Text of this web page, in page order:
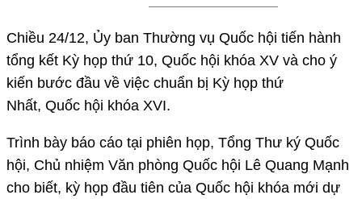
Chiều 24/12, Ủy ban Thường vụ Quốc hội tiến hành
tổng kết Kỳ họp thứ 10, Quốc hội khóa XV và cho ý
kiến bước đầu về việc chuẩn bị Kỳ họp thứ
Nhất, Quốc hội khóa XVI.
Trình bày báo cáo tại phiên họp, Tổng Thư ký Quốc
hội, Chủ nhiệm Văn phòng Quốc hội Lê Quang Mạnh
cho biết, kỳ họp đầu tiên của Quốc hội khóa mới dự